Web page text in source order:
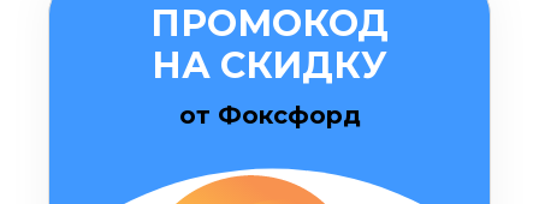
ПРОМОКОД
НА СКИДКУ
от Фоксфорд